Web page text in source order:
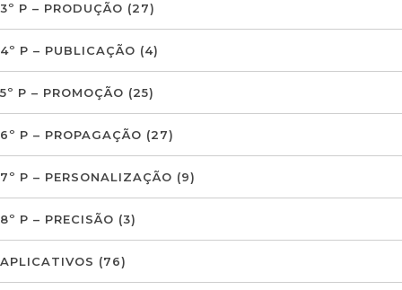
3º P – PRODUÇÃO (27)
4º P – PUBLICAÇÃO (4)
5º P – PROMOÇÃO (25)
6º P – PROPAGAÇÃO (27)
7º P – PERSONALIZAÇÃO (9)
8º P – PRECISÃO (3)
APLICATIVOS (76)